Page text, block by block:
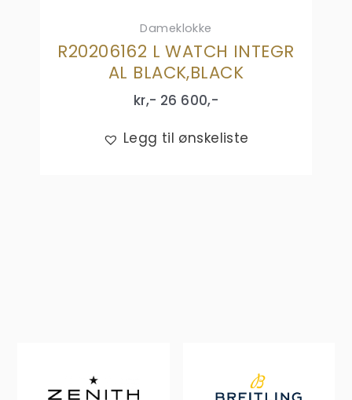
Dameklokke
R20206162 L WATCH INTEGR
AL BLACK,BLACK
kr,- 26 600,-
Legg til ønskeliste